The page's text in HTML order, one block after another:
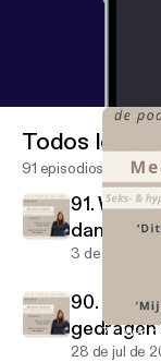
77. Wat
Als je
Todos los
91 episodios
91.
dan
3 de ago de
90. Wat
28 de jul de